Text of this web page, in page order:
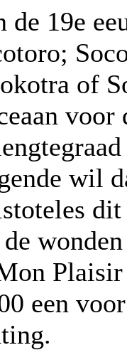
de 19e
of
wil
een